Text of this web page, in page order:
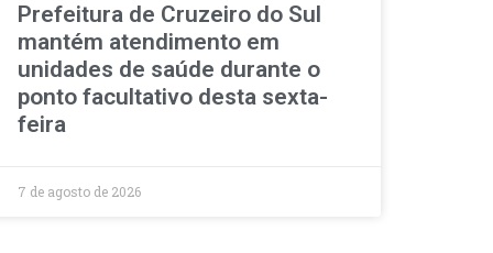
Prefeitura de Cruzeiro do Sul
mantém atendimento em
unidades de saúde durante o
ponto facultativo desta sexta-
feira
7 de agosto de 2026